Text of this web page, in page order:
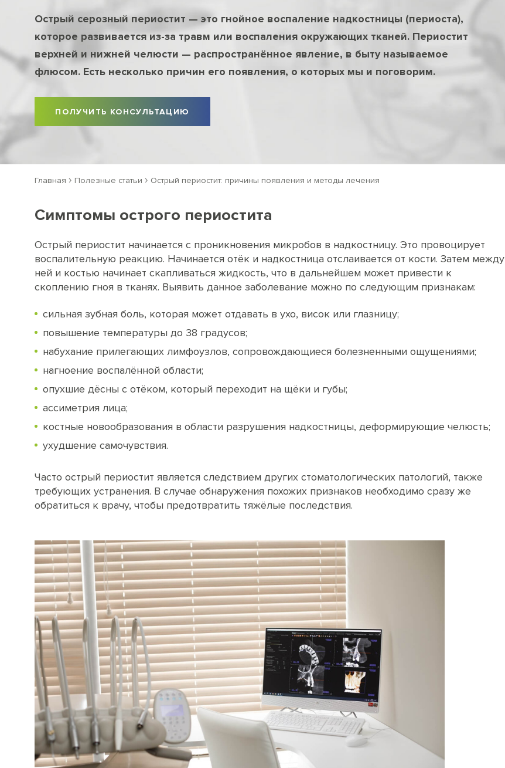
Острый серозный периостит — это гнойное воспаление надкостницы (периоста),
которое развивается из-за травм или воспаления окружающих тканей. Периостит
верхней и нижней челюсти — распространённое явление, в быту называемое
флюсом. Есть несколько причин его появления, о которых мы и поговорим.
ПОЛУЧИТЬ КОНСУЛЬТАЦИЮ
Главная › Полезные статьи › Острый периостит: причины появления и методы лечения
Симптомы острого периостита
Острый периостит начинается с проникновения микробов в надкостницу. Это провоцирует
воспалительную реакцию. Начинается отёк и надкостница отслаивается от кости. Затем между
ней и костью начинает скапливаться жидкость, что в дальнейшем может привести к
скоплению гноя в тканях. Выявить данное заболевание можно по следующим признакам:
сильная зубная боль, которая может отдавать в ухо, висок или глазницу;
повышение температуры до 38 градусов;
набухание прилегающих лимфоузлов, сопровождающиеся болезненными ощущениями;
нагноение воспалённой области;
опухшие дёсны с отёком, который переходит на щёки и губы;
ассиметрия лица;
костные новообразования в области разрушения надкостницы, деформирующие челюсть;
ухудшение самочувствия.
Часто острый периостит является следствием других стоматологических патологий, также
требующих устранения. В случае обнаружения похожих признаков необходимо сразу же
обратиться к врачу, чтобы предотвратить тяжёлые последствия.